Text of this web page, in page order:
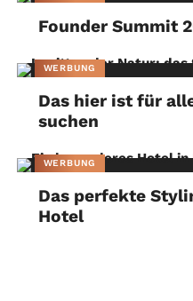
Founder Summit
WERBUNG
Das hier ist für
suchen
WERBUNG
Das perfekte
Hotel